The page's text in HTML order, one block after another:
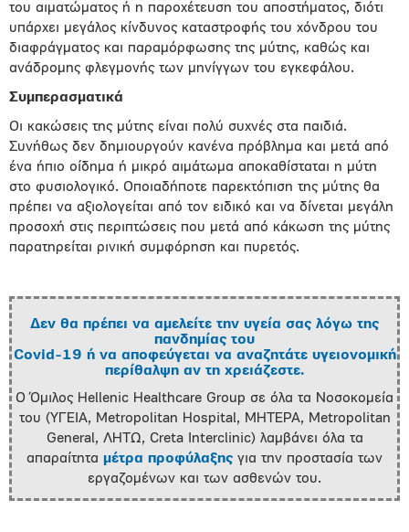
του αιματώματος ή η παροχέτευση του αποστήματος, διότι
υπάρχει μεγάλος κίνδυνος καταστροφής του χόνδρου του
διαφράγματος και παραμόρφωσης της μύτης, καθώς και
ανάδρομης φλεγμονής των μηνίγγων του εγκεφάλου.
Συμπερασματικά
Οι κακώσεις της μύτης είναι πολύ συχνές στα παιδιά.
Συνήθως δεν δημιουργούν κανένα πρόβλημα και μετά από
ένα ήπιο οίδημα ή μικρό αιμάτωμα αποκαθίσταται η μύτη
στο φυσιολογικό. Οποιαδήποτε παρεκτόπιση της μύτης θα
πρέπει να αξιολογείται από τον ειδικό και να δίνεται μεγάλη
προσοχή στις περιπτώσεις που μετά από κάκωση της μύτης
παρατηρείται ρινική συμφόρηση και πυρετός.
Δεν θα πρέπει να αμελείτε την υγεία σας λόγω της
πανδημίας του
Covid-19 ή να αποφεύγεται να αναζητάτε υγειονομική
περίθαλψη αν τη χρειάζεστε.
Ο Όμιλος Hellenic Healthcare Group σε όλα τα Νοσοκομεία
του (ΥΓΕΙΑ, Metropolitan Hospital, ΜΗΤΕΡΑ, Metropolitan
General, ΛΗΤΩ, Creta Interclinic) λαμβάνει όλα τα
απαραίτητα μέτρα προφύλαξης για την προστασία των
εργαζομένων και των ασθενών του.